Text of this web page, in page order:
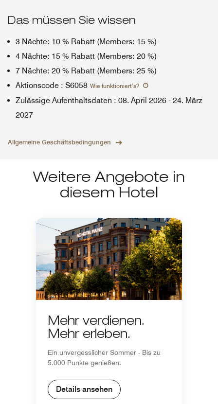
Das müssen Sie wissen
3 Nächte: 10 % Rabatt (Members: 15 %)
4 Nächte: 15 % Rabatt (Members: 20 %)
7 Nächte: 20 % Rabatt (Members: 25 %)
Aktionscode : S6058 Wie funktioniert’s?
Zulässige Aufenthaltsdaten : 08. April 2026 - 24. März
2027
Allgemeine Geschäftsbedingungen
Weitere Angebote in
diesem Hotel
Mehr verdienen.
Mehr erleben.
Ein unvergesslicher Sommer - Bis zu
5.000 Punkte genießen.
Details ansehen